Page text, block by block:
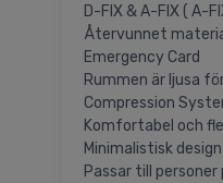
D-FIX & A-FIX ( A-
Återvunnet
Emergency Card
Rummen är ljusa
Compression
Komfortabel och
Minimalistisk design
Passar till